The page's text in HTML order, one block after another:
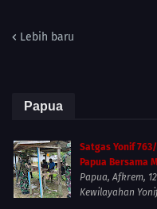
Lebih baru
Papua
Satgas Yonif
Papua Bersama
Papua, Afkrem,
Kewilayahan